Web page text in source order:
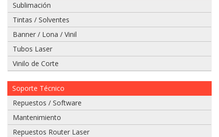
Si
tiene
un
video
del
problema
que
tiene
envielo
a
nuestro
whatsapp:
Sublimación
Tintas / Solventes
Banner / Lona / Vinil
Tubos Laser
Vinilo de Corte
Soporte Técnico
Repuestos / Software
Mantenimiento
Repuestos Router Laser